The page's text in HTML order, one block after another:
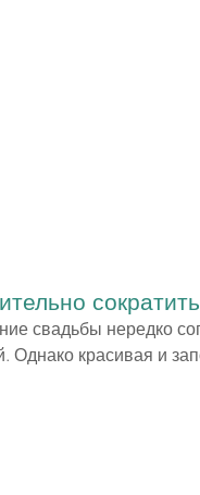
свадьбы нередко
Однако красивая и